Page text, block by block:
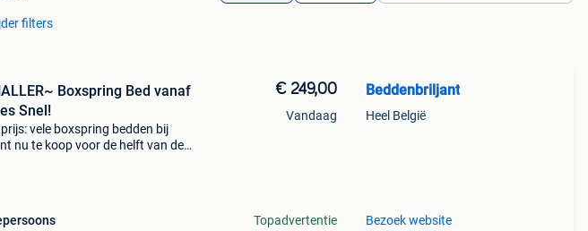
filters
Boxspring Bed vanaf
Snel!
vele boxspring bedden bij
nu te koop voor de helft van de
€ 249,00
Vandaag
Topadvertentie
Beddenbriljant
Heel België
Bezoek website